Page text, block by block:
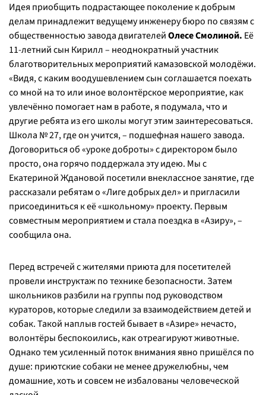
Идея приобщить подрастающее поколение к добрым
делам принадлежит ведущему инженеру бюро по связям с
общественностью завода двигателейОлесе Смолиной. Её
11-летний сын Кирилл – неоднократный участник
благотворительных мероприятий камазовской молодёжи.
«Видя, с каким воодушевлением сын соглашается поехать
со мной на то или иное волонтёрское мероприятие, как
увлечённо помогает нам в работе, я подумала, что и
другие ребята из его школы могут этим заинтересоваться.
Школа № 27, где он учится, – подшефная нашего завода.
Договориться об «уроке доброты» с директором было
просто, она горячо поддержала эту идею. Мы с
Екатериной Ждановой посетили внеклассное занятие, где
рассказали ребятам о «Лиге добрых дел» и пригласили
присоединиться к её «школьному» проекту. Первым
совместным мероприятием и стала поездка в «Азиру», –
сообщила она.
Перед встречей с жителями приюта для посетителей
провели инструктаж по технике безопасности. Затем
школьников разбили на группы под руководством
кураторов, которые следили за взаимодействием детей и
собак. Такой наплыв гостей бывает в «Азире» нечасто,
волонтёры беспокоились, как отреагируют животные.
Однако тем усиленный поток внимания явно пришёлся по
душе: приютские собаки не менее дружелюбны, чем
домашние, хоть и совсем не избалованы человеческой